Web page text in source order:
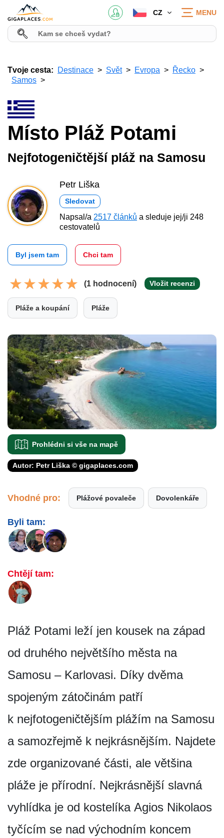
CZ MENU
Tvoje cesta: Destinace Svět Evropa
Řecko
Samos
Místo Pláž Potami
Nejfotogeničtější pláž na Samosu
Petr Liška
Sledovat
Napsal/a 2517 článků a sleduje jej/ji 248
cestovatelů
Byl jsem tam Chci tam
(1 hodnocení) Vložit recenzi
Pláže a koupání Pláže
Prohlédni si vše na mapě
Autor: Petr Liška © gigaplaces.com
Vhodné pro: Plážové povaleče Dovolenkáře
Byli tam:
Chtějí tam:
Pláž Potami leží jen kousek na západ
od druhého největšího města na
Samosu – Karlovasi. Díky dvěma
spojeným zátočinám patří
k nejfotogenič­tějším plážím na Samosu
a samozřejmě k nejkrásnějším. Najdete
zde organizované části, ale většina
pláže je přírodní. Nejkrásnější slavná
vyhlídka je od kostelíka Agios Nikolaos
tyčícím se nad východním koncem